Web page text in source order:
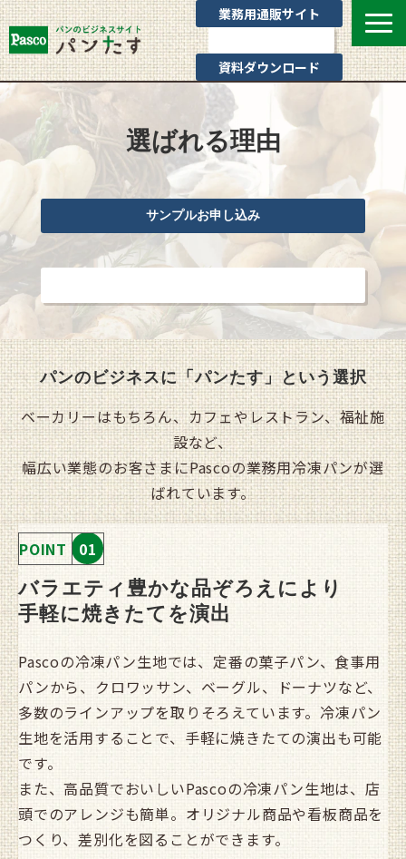
業務用通販サイト
資料ダウンロード
選ばれる理由
業態別提案
カテゴリ一覧
お役立ちブログ
Pascoのサポート
通販サイトのご案内
選ばれる理由
サンプルお申し込み
パンのビジネスに「パンたす」という選択
ベーカリーはもちろん、カフェやレストラン、福祉施
設など、
幅広い業態のお客さまにPascoの業務用冷凍パンが選
ばれています。
POINT 01
バラエティ豊かな品ぞろえにより
手軽に焼きたてを演出
Pascoの冷凍パン生地では、定番の菓子パン、食事用
パンから、クロワッサン、ベーグル、ドーナツなど、
多数のラインアップを取りそろえています。冷凍パン
生地を活用することで、手軽に焼きたての演出も可能
です。
また、高品質でおいしいPascoの冷凍パン生地は、店
頭でのアレンジも簡単。オリジナル商品や看板商品を
つくり、差別化を図ることができます。